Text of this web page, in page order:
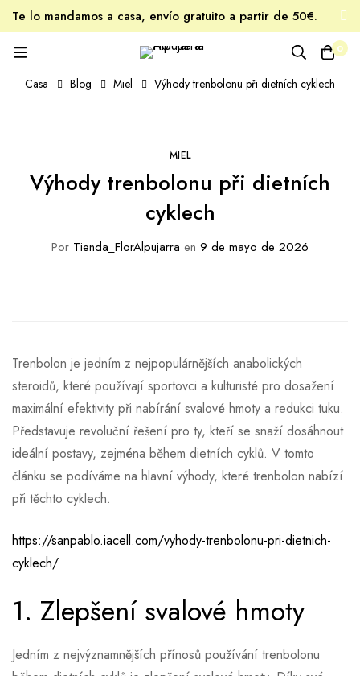
Te lo mandamos a casa, envío gratuito a partir de 50€.
Tu miel favorita, estés donde estés.
0
Casa Blog Miel Výhody trenbolonu při dietních cyklech
MIEL
Výhody trenbolonu při dietních
cyklech
Por Tienda_FlorAlpujarra en 9 de mayo de 2026
Trenbolon je jedním z nejpopulárnějších anabolických
steroidů, které používají sportovci a kulturisté pro dosažení
maximální efektivity při nabírání svalové hmoty a redukci tuku.
Představuje revoluční řešení pro ty, kteří se snaží dosáhnout
ideální postavy, zejména během dietních cyklů. V tomto
článku se podíváme na hlavní výhody, které trenbolon nabízí
při těchto cyklech.
https://sanpablo.iacell.com/vyhody-trenbolonu-pri-dietnich-
cyklech/
1. Zlepšení svalové hmoty
Jedním z nejvýznamnějších přínosů používání trenbolonu